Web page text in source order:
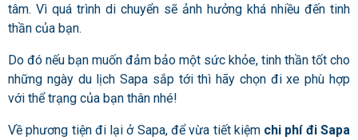
tâm. Vì quá trình di chuyển sẽ ảnh hưởng khá nhiều đến tinh
thần của bạn.
Do đó nếu bạn muốn đảm bảo một sức khỏe, tinh thần tốt cho
những ngày du lịch Sapa sắp tới thì hãy chọn đi xe phù hợp
với thể trạng của bạn thân nhé!
Về phương tiện đi lại ở Sapa, để vừa tiết kiệm chi phí đi Sapa